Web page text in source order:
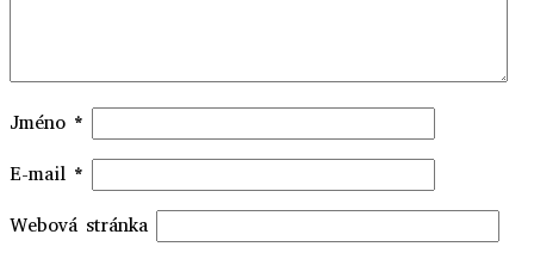
Jméno *
E-mail *
Webová stránka